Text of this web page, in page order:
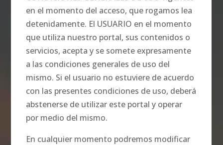
en el momento del acceso, que rogamos lea
detenidamente. El USUARIO en el momento
que utiliza nuestro portal, sus contenidos o
servicios, acepta y se somete expresamente
a las condiciones generales de uso del
mismo. Si el usuario no estuviere de acuerdo
con las presentes condiciones de uso, deberá
abstenerse de utilizar este portal y operar
por medio del mismo.
En cualquier momento podremos modificar